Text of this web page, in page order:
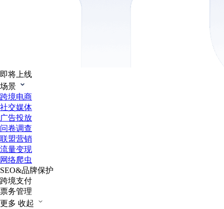
即将上线
场景
跨境电商
社交媒体
广告投放
问卷调查
联盟营销
流量变现
网络爬虫
SEO&品牌保护
跨境支付
票务管理
更多 收起